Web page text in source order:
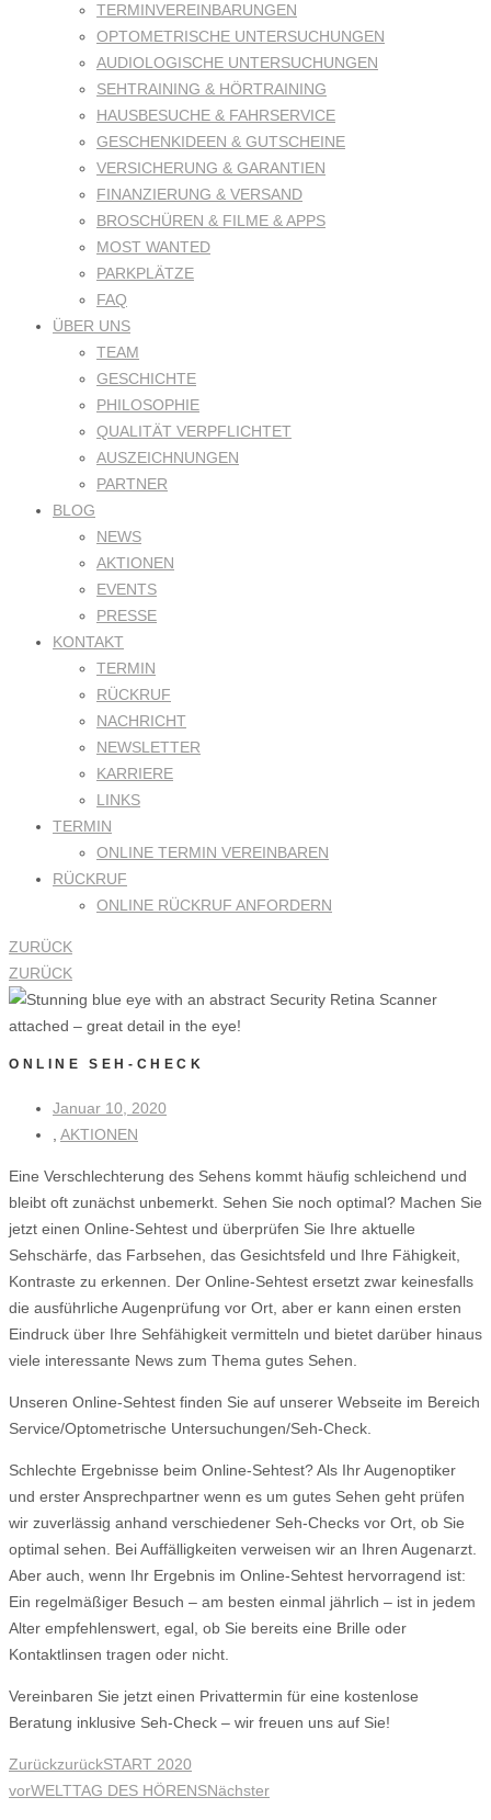
TERMINVEREINBARUNGEN
OPTOMETRISCHE UNTERSUCHUNGEN
AUDIOLOGISCHE UNTERSUCHUNGEN
SEHTRAINING & HÖRTRAINING
HAUSBESUCHE & FAHRSERVICE
GESCHENKIDEEN & GUTSCHEINE
VERSICHERUNG & GARANTIEN
FINANZIERUNG & VERSAND
BROSCHÜREN & FILME & APPS
MOST WANTED
PARKPLÄTZE
FAQ
ÜBER UNS
TEAM
GESCHICHTE
PHILOSOPHIE
QUALITÄT VERPFLICHTET
AUSZEICHNUNGEN
PARTNER
BLOG
NEWS
AKTIONEN
EVENTS
PRESSE
KONTAKT
TERMIN
RÜCKRUF
NACHRICHT
NEWSLETTER
KARRIERE
LINKS
TERMIN
ONLINE TERMIN VEREINBAREN
RÜCKRUF
ONLINE RÜCKRUF ANFORDERN
ZURÜCK
ZURÜCK
ONLINE SEH-CHECK
Januar 10, 2020
AKTIONEN
Eine Verschlechterung des Sehens kommt häufig schleichend und
bleibt oft zunächst unbemerkt. Sehen Sie noch optimal? Machen Sie
jetzt einen Online-Sehtest und überprüfen Sie Ihre aktuelle
Sehschärfe, das Farbsehen, das Gesichtsfeld und Ihre Fähigkeit,
Kontraste zu erkennen. Der Online-Sehtest ersetzt zwar keinesfalls
die ausführliche Augenprüfung vor Ort, aber er kann einen ersten
Eindruck über Ihre Sehfähigkeit vermitteln und bietet darüber hinaus
viele interessante News zum Thema gutes Sehen.
Unseren Online-Sehtest finden Sie auf unserer Webseite im Bereich
Service/Optometrische Untersuchungen/Seh-Check.
Schlechte Ergebnisse beim Online-Sehtest? Als Ihr Augenoptiker
und erster Ansprechpartner wenn es um gutes Sehen geht prüfen
wir zuverlässig anhand verschiedener Seh-Checks vor Ort, ob Sie
optimal sehen. Bei Auffälligkeiten verweisen wir an Ihren Augenarzt.
Aber auch, wenn Ihr Ergebnis im Online-Sehtest hervorragend ist:
Ein regelmäßiger Besuch – am besten einmal jährlich – ist in jedem
Alter empfehlenswert, egal, ob Sie bereits eine Brille oder
Kontaktlinsen tragen oder nicht.
Vereinbaren Sie jetzt einen Privattermin für eine kostenlose
Beratung inklusive Seh-Check – wir freuen uns auf Sie!
ZurückzurückSTART 2020
vorWELTTAG DES HÖRENSNächster